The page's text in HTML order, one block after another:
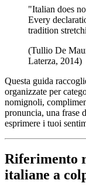
"Italian does
Every
tradition
(Tullio De
Laterza, 2014)
Questa guida
organizzate per
nomignoli,
pronuncia, una frase
esprimere i tuoi
Riferimento
italiane a